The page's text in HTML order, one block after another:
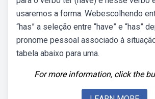
usaremos a forma. Webescolhendo
“has” a seleção entre “have” e “has”
pronome pessoal associado à
tabela abaixo para uma.
For more information, click the